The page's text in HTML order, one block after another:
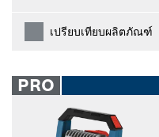
เปรียบเทียบผลิตภัณฑ์
PRO